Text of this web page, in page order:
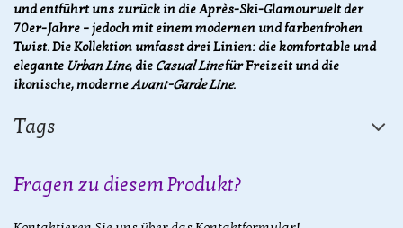
und entführt uns zurück in die Après-Ski-Glamourwelt der
70er-Jahre – jedoch mit einem modernen und farbenfrohen
Twist. Die Kollektion umfasst drei Linien: die komfortable und
elegante Urban Line, die Casual Linefür Freizeit und die
ikonische, moderneAvant-Garde Line.
Tags
Fragen zu diesem Produkt?